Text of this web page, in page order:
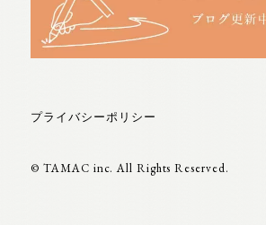
プライバシーポリシー
© TAMAC inc. All Rights Reserved.